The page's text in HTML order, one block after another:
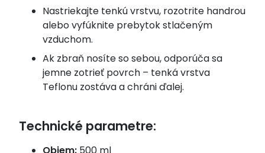
Nastriekajte tenkú vrstvu, rozotrite handrou
alebo vyfúknite prebytok stlačeným
vzduchom.
Ak zbraň nosíte so sebou, odporúča sa
jemne zotrieť povrch – tenká vrstva
Teflonu zostáva a chráni ďalej.
Technické parametre: